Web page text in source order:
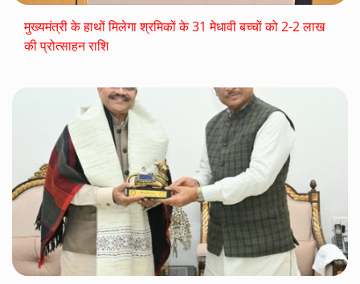
मुख्यमंत्री के हाथों मिलेगा श्रमिकों के 31 मेधावी बच्चों को 2-2 लाख
की प्रोत्साहन राशि